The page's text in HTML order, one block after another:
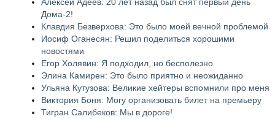
Дома-2!
Клавдия Безверхова: Это было моей вечной проблемой
Иосиф Оганесян: Решил поделиться хорошими
новостями
Егор Холявин: Я подходил, но бесполезно
Элина Камирен: Это было приятно и неожиданно
Ульяна Кутузова: Великие хейтеры вспомнили про меня
Виктория Боня: Могу организовать билет на премьеру
Тигран Салибеков: Мы в дороге!